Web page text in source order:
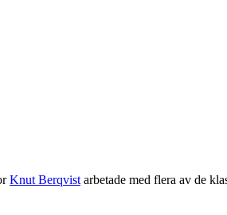
Knut Berqvist arbetade med flera av de